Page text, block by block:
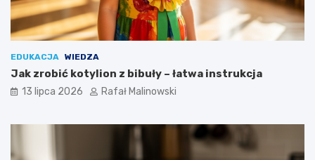
EDUKACJA WIEDZA
Jak zrobić kotylion z bibuły – łatwa instrukcja
13 lipca 2026 Rafał Malinowski